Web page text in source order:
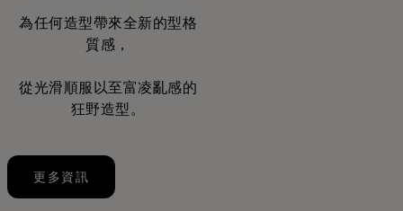
為任何造型帶來全新的型格
質感，
從光滑順服以至富凌亂感的
狂野造型。
更多資訊